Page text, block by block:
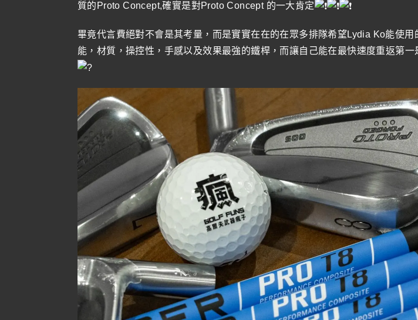
質的Proto Concept,確實是對Proto Concept 的一大肯定
畢竟代言費絕對不會是其考量，而是實實在在的在眾多排隊希望Lydia Ko能使用
能，材質，操控性，手感以及效果最強的鐵桿，而讓自己能在最快速度重返第一